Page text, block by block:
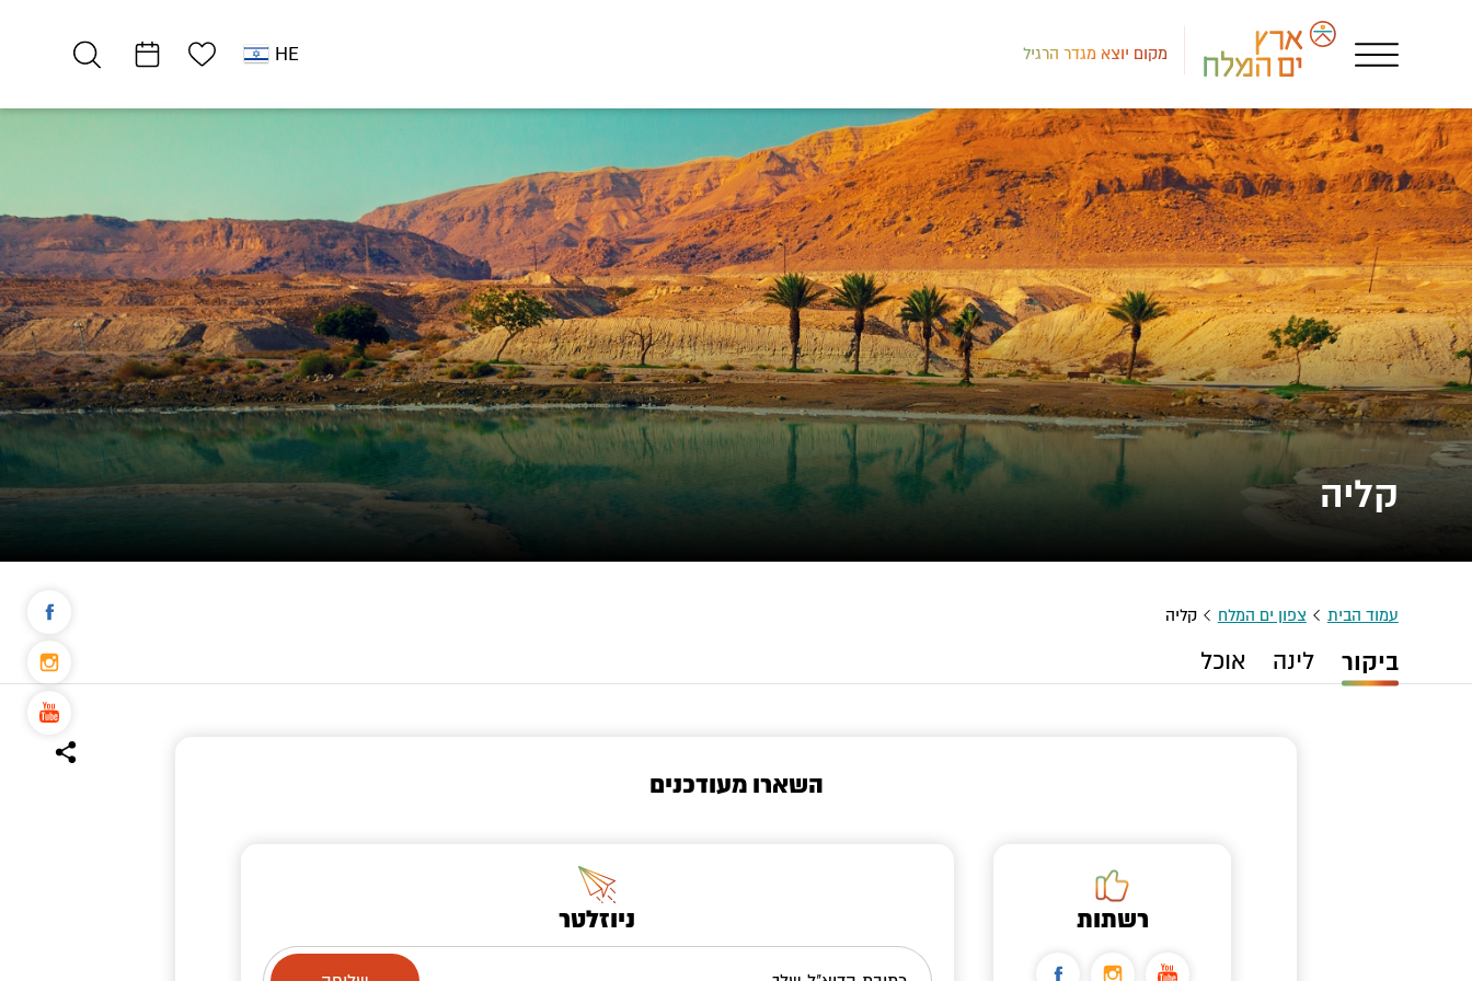
מקום יוצא מגדר הרגיל HE
רשימת מועדפים
קליה
עמוד הבית צפון ים המלח קליה
ביקור לינה אוכל
השארו מעודכנים
רשתות ניוזלטר
חאנים / קמפינג
קמפינג ים המלח